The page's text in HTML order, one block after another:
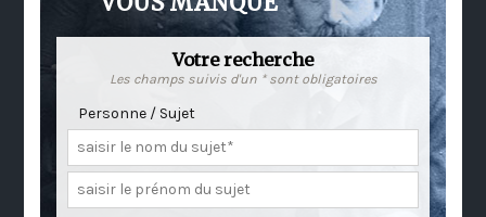
Votre recherche
Les champs suivis d'un * sont obligatoires
Personne / Sujet